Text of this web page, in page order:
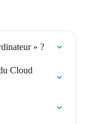
» ?
Cloud